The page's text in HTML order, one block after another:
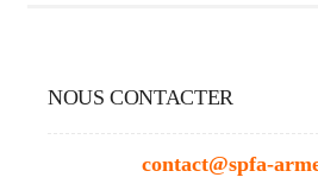
NOUS CONTACTER
contact@spfa-